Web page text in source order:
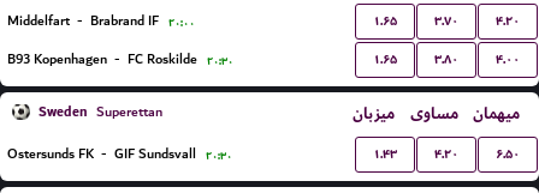
Middelfart - Brabrand IF ۲۰:۰۰ ۱.۶۵ ۳.۷۰ ۴.۲۰
B93 Kopenhagen - FC Roskilde ۲۰:۳۰ ۱.۶۵ ۳.۸۰ ۴.۰۰
Sweden Superettan میزبان مساوی میهمان
Ostersunds FK - GIF Sundsvall ۲۰:۳۰ ۱.۴۳ ۴.۲۰ ۶.۵۰